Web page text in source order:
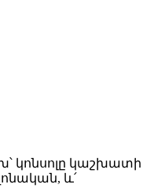
կոնսոլը կաշխատի
և՛